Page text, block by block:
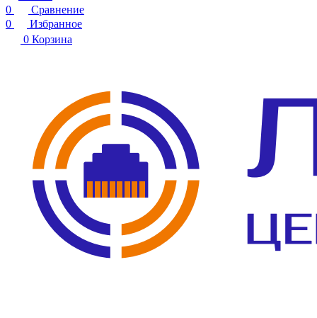
0
Сравнение
0
Избранное
0 Корзина